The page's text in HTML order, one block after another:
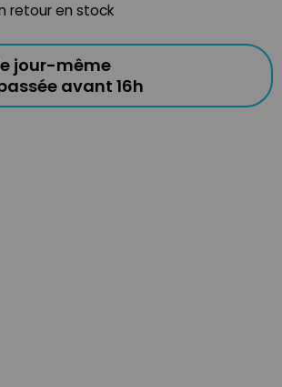
retour en stock
jour-même
avant 16h